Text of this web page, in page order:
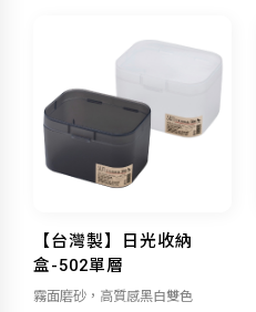
【台灣製】日光收納
盒-502單層
霧面磨砂，高質感黑白雙色